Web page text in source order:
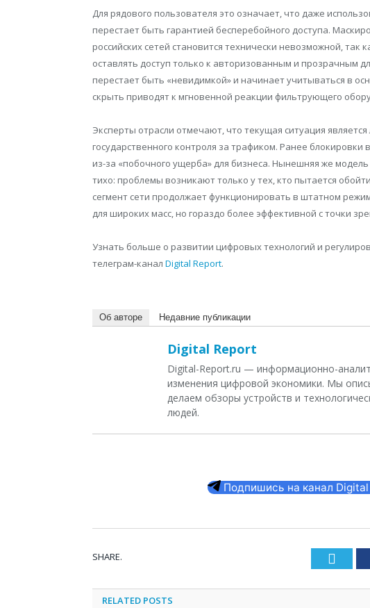
Для рядового пользователя это означает, что даже
перестает быть гарантией бесперебойного доступа.
российских сетей становится технически невозможной,
оставлять доступ только к авторизованным и прозрачным
перестает быть «невидимкой» и начинает учитываться в
скрыть приводят к мгновенной реакции фильтрующего
Эксперты отрасли отмечают, что текущая ситуация
государственного контроля за трафиком. Ранее
из-за «побочного ущерба» для бизнеса. Нынешняя же
тихо: проблемы возникают только у тех, кто пытается
сегмент сети продолжает функционировать в штатном
для широких масс, но гораздо более эффективной с точки
Узнать больше о развитии цифровых технологий и
телеграм-канал Digital Report.
Об авторе Недавние публикации
Digital Report
Digital-Report.ru — информационно-
изменения цифровой экономики. Мы
делаем обзоры устройств и
людей.
Подпишись на канал Digital
SHARE.
RELATED POSTS